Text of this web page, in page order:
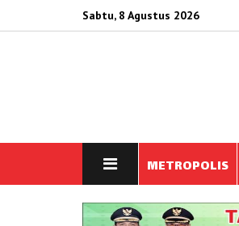
Sabtu, 8 Agustus 2026
METROPOLIS